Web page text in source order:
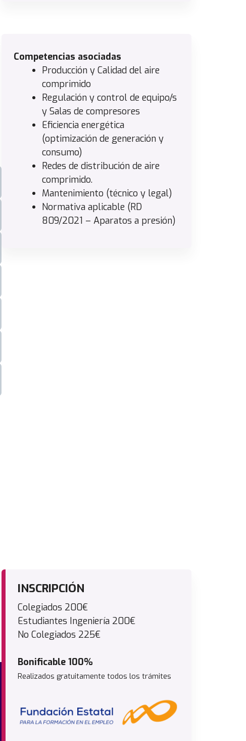
Competencias asociadas
Producción y Calidad del aire
comprimido
Regulación y control de equipo/s
y Salas de compresores
Eficiencia energética
(optimización de generación y
consumo)
Redes de distribución de aire
comprimido.
Mantenimiento (técnico y legal)
Normativa aplicable (RD
809/2021 – Aparatos a presión)
INSCRIPCIÓN
Colegiados 200€
Estudiantes Ingeniería 200€
No Colegiados 225€
Bonificable 100%
Realizados gratuitamente todos los trámites